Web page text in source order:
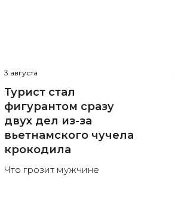
3 августа
Турист стал
фигурантом сразу
двух дел из-за
вьетнамского чучела
крокодила
Что грозит мужчине